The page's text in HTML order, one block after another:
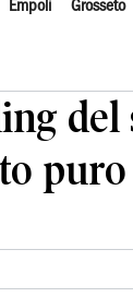
Empoli Grosseto
del
puro